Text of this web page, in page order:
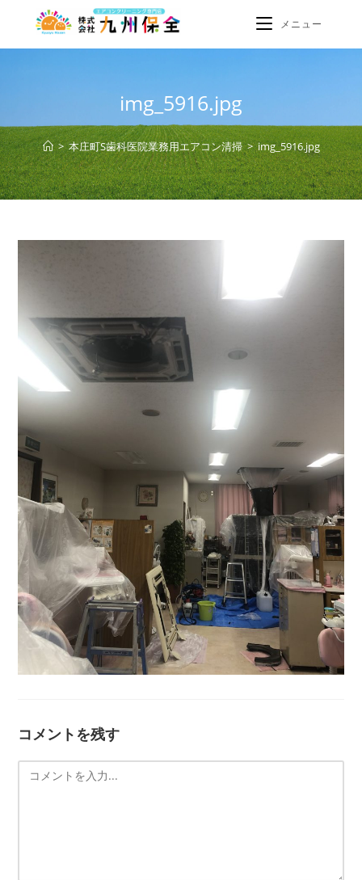
メニュー
img_5916.jpg
> 本庄町S歯科医院業務用エアコン清掃 > img_5916.jpg
コメントを残す